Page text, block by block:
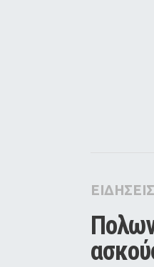
Pop
Agenda
ΕΙΔΗΣΕΙΣ